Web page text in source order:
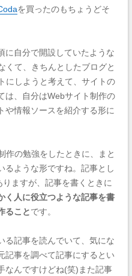
を買ったのもちょうどそ
に自分で開設していたような
くて、きちんとしたブログと
にしようと考えて、サイトの
は、自分はWebサイト制作の
や情報ソースを紹介する形に
作の勉強をしたときに、まと
るような形ですね。記事とし
ますが、記事を書くときに
く人に役立つような記事を書
ることです。
る記事を読んでいて、気にな
記事を調べて記事にするとい
なんですけどね(笑)また記事